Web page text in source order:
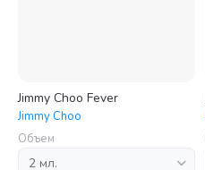
Jimmy Choo Fever
Jimmy Choo
Объем